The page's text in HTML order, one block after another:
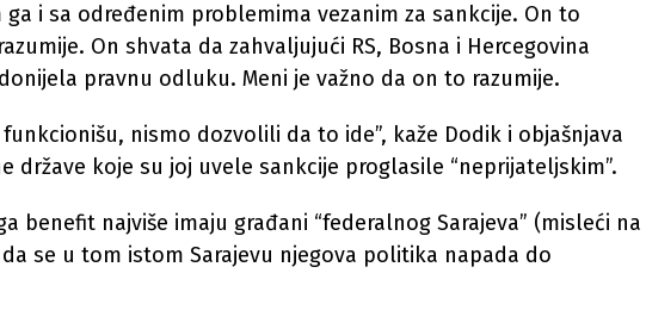
ga i sa određenim problemima vezanim za sankcije. On to
On shvata da zahvaljujući RS, Bosna i Hercegovina
pravnu odluku. Meni je važno da on to razumije.
nismo dozvolili da to ide”, kaže Dodik i objašnjava
države koje su joj uvele sankcije proglasile “neprijateljskim”.
benefit najviše imaju građani “federalnog Sarajeva” (misleći na
se u tom istom Sarajevu njegova politika napada do